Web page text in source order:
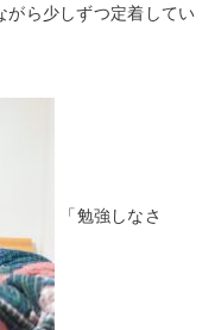
がら少しずつ定着してい
「勉強しなさ